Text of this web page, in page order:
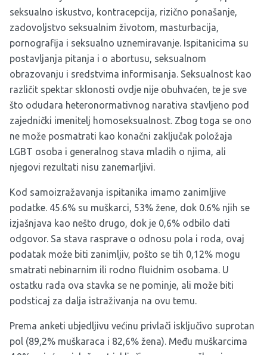
seksualno iskustvo, kontracepcija, rizično ponašanje,
zadovoljstvo seksualnim životom, masturbacija,
pornografija i seksualno uznemiravanje. Ispitanicima su
postavljanja pitanja i o abortusu, seksualnom
obrazovanju i sredstvima informisanja. Seksualnost kao
različit spektar sklonosti ovdje nije obuhvaćen, te je sve
što odudara heteronormativnog narativa stavljeno pod
zajednički imenitelj homoseksualnost. Zbog toga se ono
ne može posmatrati kao konačni zaključak položaja
LGBT osoba i generalnog stava mladih o njima, ali
njegovi rezultati nisu zanemarljivi.
Kod samoizražavanja ispitanika imamo zanimljive
podatke. 45.6% su muškarci, 53% žene, dok 0.6% njih se
izjašnjava kao nešto drugo, dok je 0,6% odbilo dati
odgovor. Sa stava rasprave o odnosu pola i roda, ovaj
podatak može biti zanimljiv, pošto se tih 0,12% mogu
smatrati nebinarnim ili rodno fluidnim osobama. U
ostatku rada ova stavka se ne pominje, ali može biti
podsticaj za dalja istraživanja na ovu temu.
Prema anketi ubjedljivu većinu privlači isključivo suprotan
pol (89,2% muškaraca i 82,6% žena). Među muškarcima